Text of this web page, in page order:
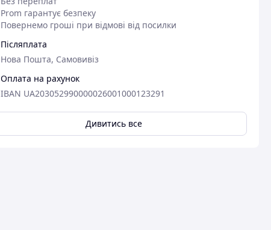
Prom гарантує безпеку
Повернемо гроші при відмові від посилки
Післяплата
Нова Пошта, Самовивіз
Оплата на рахунок
IBAN UA203052990000026001000123291
Дивитись все